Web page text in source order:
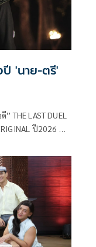
'นาย-ตรี'
LAST DUEL
ปี2026 ที่
ง” ก่อเกิดเป็น
หญ่ที่สุดใน